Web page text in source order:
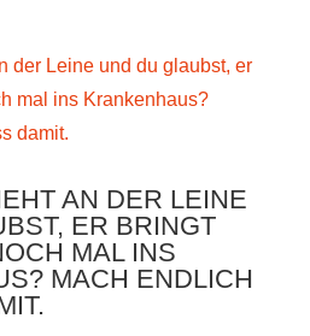
AN DER LEINE
ER BRINGT
MAL INS
MACH ENDLICH